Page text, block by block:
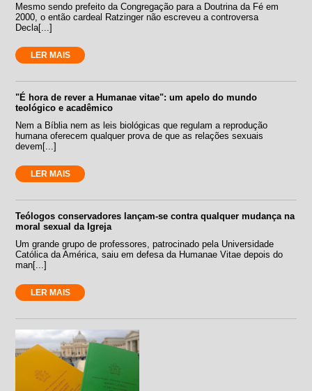
Mesmo sendo prefeito da Congregação para a Doutrina da Fé em
2000, o então cardeal Ratzinger não escreveu a controversa
Decla[...]
LER MAIS
"É hora de rever a Humanae vitae": um apelo do mundo
teológico e acadêmico
Nem a Bíblia nem as leis biológicas que regulam a reprodução
humana oferecem qualquer prova de que as relações sexuais
devem[...]
LER MAIS
Teólogos conservadores lançam-se contra qualquer mudança na
moral sexual da Igreja
Um grande grupo de professores, patrocinado pela Universidade
Católica da América, saiu em defesa da Humanae Vitae depois do
man[...]
LER MAIS